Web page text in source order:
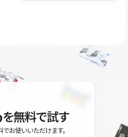
きるコミュニティもご利用ください。
を無料で試す
お使いいただけます。